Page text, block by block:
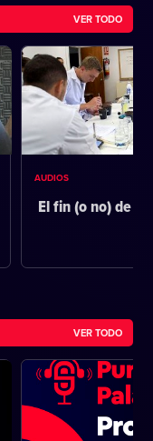
VER TODO
AUDIOS
El fin (o no) de
VER TODO